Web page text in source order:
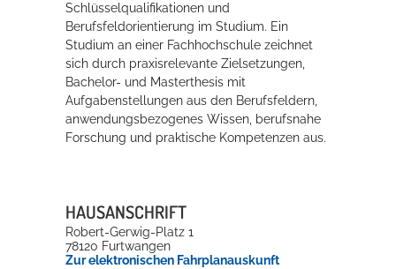
Spaß unter prickelnden Wasserfällen, das rauschende Meer im
Wellenbecken oder doch lieber die pure Entspannung auf der
Sprudelliege im Solebecken?
mehr dazu...
Schlüsselqualifikationen und
Berufsfeldorientierung im Studium. Ein
Studium an einer Fachhochschule zeichnet
sich durch praxisrelevante Zielsetzungen,
Bachelor- und Masterthesis mit
Aufgabenstellungen aus den Berufsfeldern,
anwendungsbezogenes Wissen, berufsnahe
Forschung und praktische Kompetenzen aus.
HAUSANSCHRIFT
Robert-Gerwig-Platz 1
78120 Furtwangen
Zur elektronischen Fahrplanauskunft